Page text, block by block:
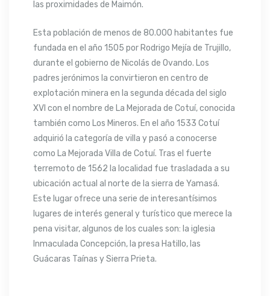
las proximidades de Maimón.
Esta población de menos de 80.000 habitantes fue
fundada en el año 1505 por Rodrigo Mejía de Trujillo,
durante el gobierno de Nicolás de Ovando. Los
padres jerónimos la convirtieron en centro de
explotación minera en la segunda década del siglo
XVI con el nombre de La Mejorada de Cotuí, conocida
también como Los Mineros. En el año 1533 Cotuí
adquirió la categoría de villa y pasó a conocerse
como La Mejorada Villa de Cotuí. Tras el fuerte
terremoto de 1562 la localidad fue trasladada a su
ubicación actual al norte de la sierra de Yamasá.
Este lugar ofrece una serie de interesantísimos
lugares de interés general y turístico que merece la
pena visitar, algunos de los cuales son: la iglesia
Inmaculada Concepción, la presa Hatillo, las
Guácaras Taínas y Sierra Prieta.